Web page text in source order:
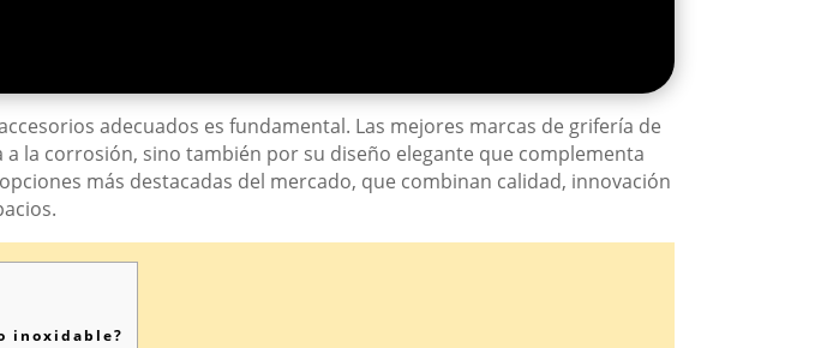
adecuados es fundamental. Las mejores marcas de grifería de
la corrosión, sino también por su diseño elegante que complementa
más destacadas del mercado, que combinan calidad, innovación
inoxidable?